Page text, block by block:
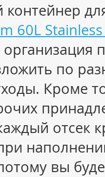
60L
по
Кроме
отсек
вы